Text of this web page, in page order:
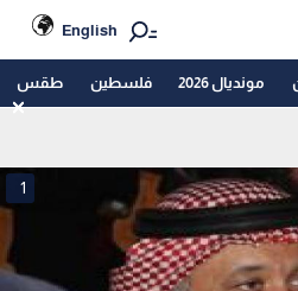
English
مونديال 2026 فلسطين طقس
1